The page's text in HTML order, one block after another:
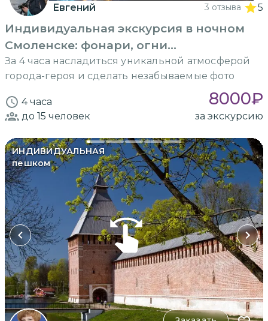
Евгений 3 отзыва 5
Индивидуальная экскурсия в ночном
Смоленске: фонари, огни...
За 4 часа насладиться уникальной атмосферой
города-героя и сделать незабываемые фото
4 часа 8000₽
до 15 человек за экскурсию
ИНДИВИДУАЛЬНАЯ
пешком